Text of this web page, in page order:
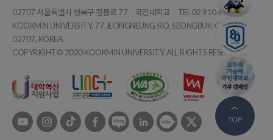
TOP
02707 서울특별시 성북구 정릉로 77 국민대학교
TEL 02.910.4114
KOOKMIN UNIVERSITY, 77 JEONGNEUNG-RO, SEONGBUK-GU, SEOUL,
02707, KOREA
COPYRIGHT© 2020 KOOKMIN UNIVERSITY. ALL RIGHTS RESERVED.
유튜브 인스타 틱톡 페이스북블로그 링크드인카페 트위터